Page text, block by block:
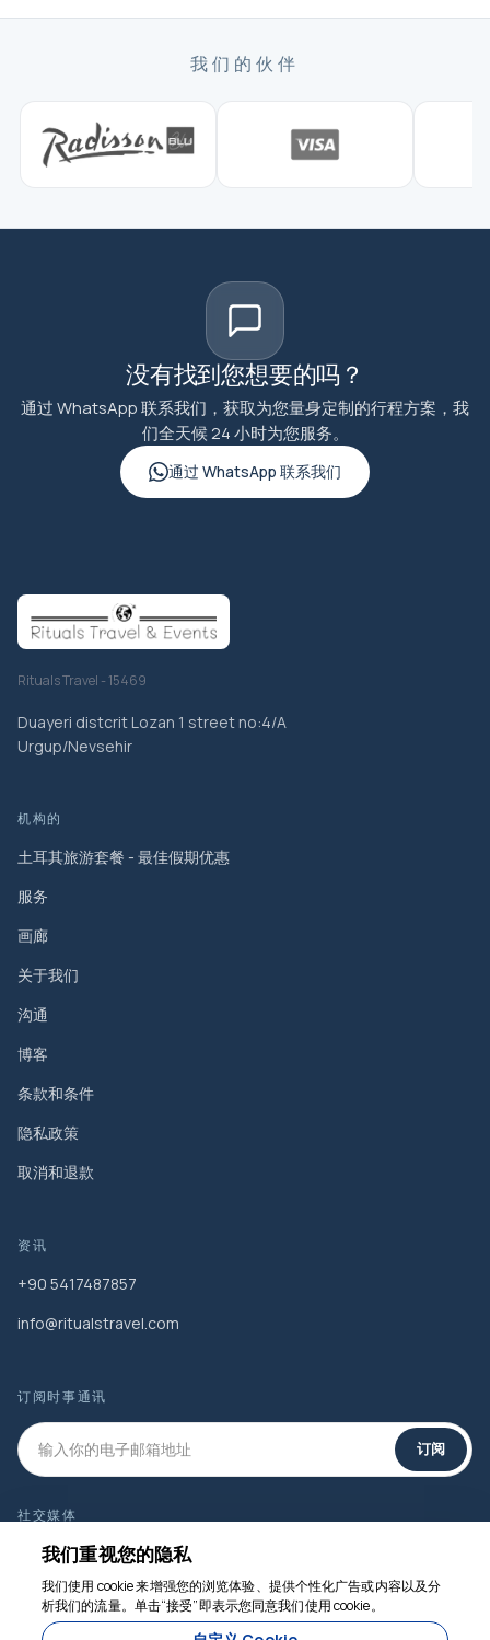
我们的伙伴
没有找到您想要的吗？
通过 WhatsApp 联系我们，获取为您量身定制的行程方案，我
们全天候 24 小时为您服务。
通过 WhatsApp 联系我们
Rituals Travel - 15469
Duayeri distcrit Lozan 1 street no:4/A
Urgup/Nevsehir
机构的
土耳其旅游套餐 - 最佳假期优惠
服务
画廊
关于我们
沟通
博客
条款和条件
隐私政策
取消和退款
资讯
+90 5417487857
info@ritualstravel.com
订阅时事通讯
订阅
社交媒体
我们重视您的隐私
我们使用 cookie 来增强您的浏览体验、提供个性化广告或内容以及分
析我们的流量。单击“接受”即表示您同意我们使用 cookie。
我们随时为您服务